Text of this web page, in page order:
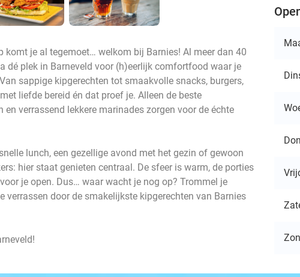
komt je al tegemoet… welkom bij Barnies! Al meer dan 40
dé plek in Barneveld voor (h)eerlijk comfortfood waar je
sappige kipgerechten tot smaakvolle snacks, burgers,
liefde bereid én dat proef je. Alleen de beste
en verrassend lekkere marinades zorgen voor de échte
lunch, een gezellige avond met het gezin of gewoon
hier staat genieten centraal. De sfeer is warm, de porties
je open. Dus… waar wacht je nog op? Trommel je
verrassen door de smakelijkste kipgerechten van Barnies